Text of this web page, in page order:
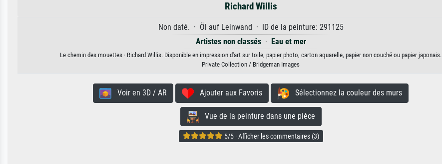
Richard Willis
Non daté. · Öl auf Leinwand · ID de la peinture: 291125
Artistes non classés· Eau et mer
Le chemin des mouettes · Richard Willis. Disponible en impression d'art sur toile, papier photo, carton aquarelle, papier non couché ou papier japonais.
Private Collection / Bridgeman Images
Voir en 3D / AR Ajouter aux Favoris Sélectionnez la couleur des murs
Vue de la peinture dans une pièce
5/5 · Afficher les commentaires (3)